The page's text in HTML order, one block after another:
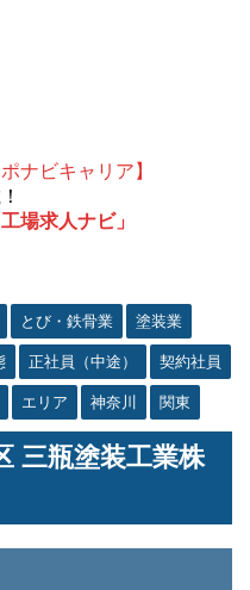
ナビキャリア】
工場求人ナビ」
とび・鉄骨業 塗装業
正社員（中途） 契約社員
エリア 神奈川 関東
三瓶塗装工業株